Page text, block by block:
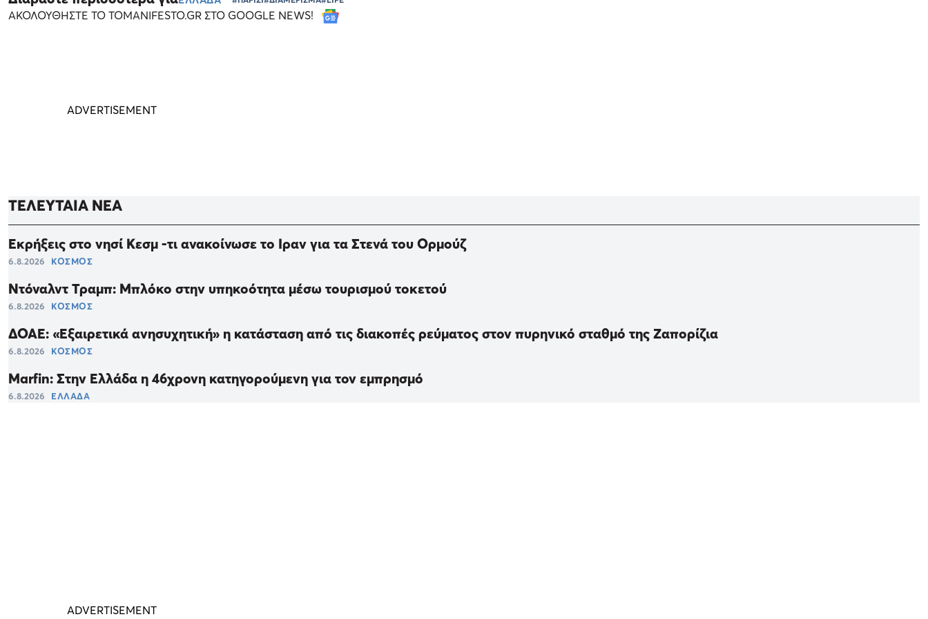
ΑΚΟΛΟΥΘΗΣΤΕ ΤΟ TOMANIFESTO.GR ΣΤΟ GOOGLE NEWS!
ΤΕΛΕΥΤΑΙΑ ΝΕΑ
Εκρήξεις στο νησί Κεσμ -τι ανακοίνωσε το Ιραν για τα Στενά του Ορμούζ
6.8.2026 ΚΟΣΜΟΣ
Ντόναλντ Τραμπ: Μπλόκο στην υπηκοότητα μέσω τουρισμού τοκετού
6.8.2026 ΚΟΣΜΟΣ
ΔΟΑΕ: «Εξαιρετικά ανησυχητική» η κατάσταση από τις διακοπές ρεύματος στον πυρηνικό σταθμό της Ζαπορίζια
6.8.2026 ΚΟΣΜΟΣ
Marfin: Στην Ελλάδα η 46χρονη κατηγορούμενη για τον εμπρησμό
6.8.2026 ΕΛΛΑΔΑ